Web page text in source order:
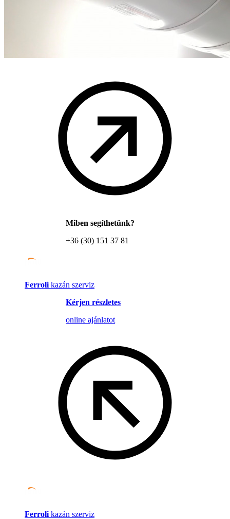
Miben segíthetünk?
+36 (30) 151 37 81
Ferroli kazán szerviz
Kérjen részletes
online ajánlatot
Ferroli kazán szerviz